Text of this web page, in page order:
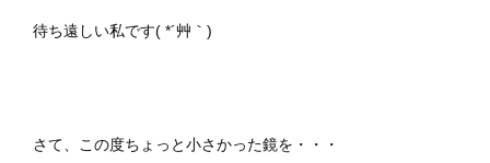
待ち遠しい私です( *´艸｀)
さて、この度ちょっと小さかった鏡を・・・